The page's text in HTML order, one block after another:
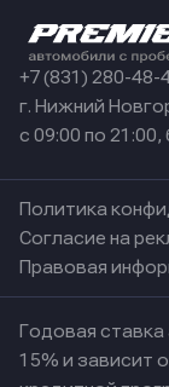
+7 (831) 280-48-
г. Нижний
с 09:00 по
Политика
Согласие на
Правовая
Годовая
15% и зависит